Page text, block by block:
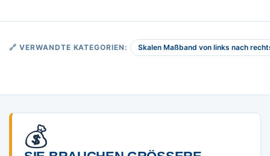
🔗 VERWANDTE KATEGORIEN: Skalen Maßband von links nach
💰